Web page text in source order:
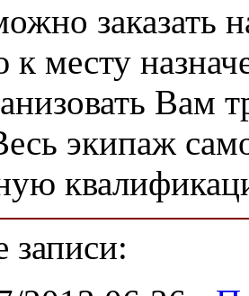
заказать
месту
Вам
экипаж
записи: